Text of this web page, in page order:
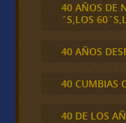
40 AÑOS DE
´S,LOS
40 AÑOS
40 CUMBIAS
40 DE LOS